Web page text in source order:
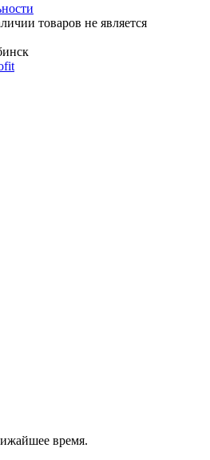
товаров не является
время.